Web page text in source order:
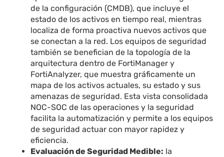
de la configuración (CMDB), que incluye el
estado de los activos en tiempo real, mientras
localiza de forma proactiva nuevos activos que
se conectan a la red. Los equipos de seguridad
también se benefician de la topología de la
arquitectura dentro de FortiManager y
FortiAnalyzer, que muestra gráficamente un
mapa de los activos actuales, su estado y sus
amenazas de seguridad. Esta vista consolidada
NOC-SOC de las operaciones y la seguridad
facilita la automatización y permite a los equipos
de seguridad actuar con mayor rapidez y
eficiencia.
Evaluación de Seguridad Medible: la